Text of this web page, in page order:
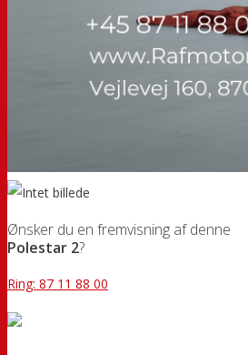
Ønsker du en fremvisning af denne
Polestar 2?
Ring: 87 11 88 00